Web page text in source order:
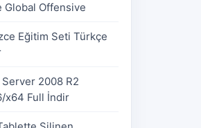
Global Offensive
Eğitim Seti Türkçe
2008 R2
x64 Full İndir